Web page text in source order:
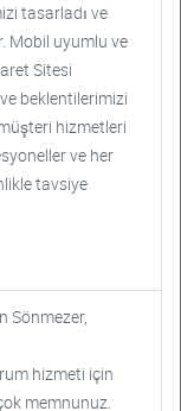
tasarladı ve
Mobil uyumlu ve
Sitesi
beklentilerimizi
hizmetleri
ve her
tavsiye
Sönmezer,
hizmeti için
memnunuz.